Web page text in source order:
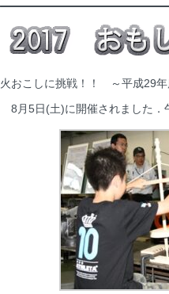
火おこしに挑戦！！ ～平成29年
8月5日(土)に開催されました．